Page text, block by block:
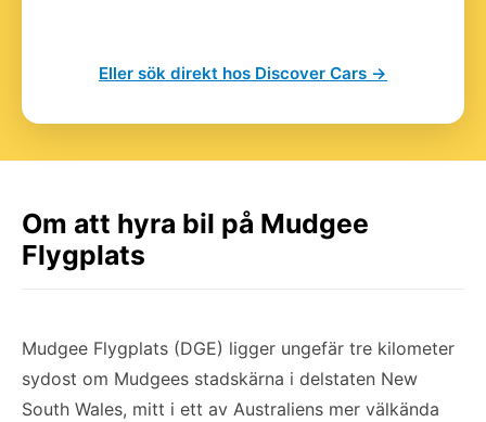
Eller sök direkt hos Discover Cars →
Om att hyra bil på Mudgee
Flygplats
Mudgee Flygplats (DGE) ligger ungefär tre kilometer
sydost om Mudgees stadskärna i delstaten New
South Wales, mitt i ett av Australiens mer välkända